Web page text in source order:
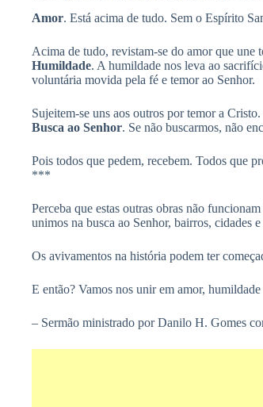
Amor. Está acima de tudo. Sem o Espírito
Acima de tudo, revistam-se do amor que une
Humildade. A humildade nos leva ao
voluntária movida pela fé e temor ao Senhor.
Sujeitem-se uns aos outros por temor a
Busca ao Senhor. Se não buscarmos, não
Pois todos que pedem, recebem. Todos que
***
Perceba que estas outras obras não
unimos na busca ao Senhor, bairros, cidades
Os avivamentos na história podem ter
E então? Vamos nos unir em amor,
– Sermão ministrado por Danilo H. Gomes